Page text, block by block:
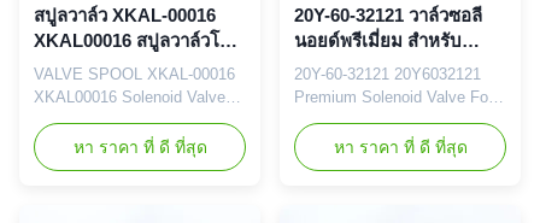
สปูลวาล์ว XKAL-00016
XKAL00016 สปูลวาล์วโซ
เลนอยด์สําหรับ R55-5
VALVE SPOOL XKAL-00016
XKAL00016 Solenoid Valve
Spool For R55 R55-5 Brand
NIBEWILL/Neutral or as
required Prodact Name
หา ราคา ที่ ดี ที่สุด
20Y-60-32121 วาล์วซอลี
นอยด์พรีเมี่ยม สําหรับ
PC130-7 PC200-7
20Y-60-32121 20Y6032121
Premium Solenoid Valve For
PC130-7 PC200-7 PC220-7
PC240-7 PC300-7 PC350-7
PC360-7 PC400-7 PC450-7
หา ราคา ที่ ดี ที่สุด